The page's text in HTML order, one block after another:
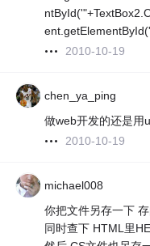
2010-10-19
chen_ya_ping
做web开发的还是用
2010-10-19
michael008
你把文件另存一下
同时查下 HTML里